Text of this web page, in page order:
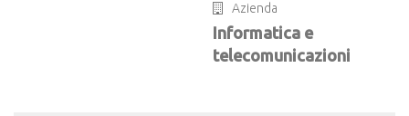
Azienda
Informatica e
telecomunicazioni